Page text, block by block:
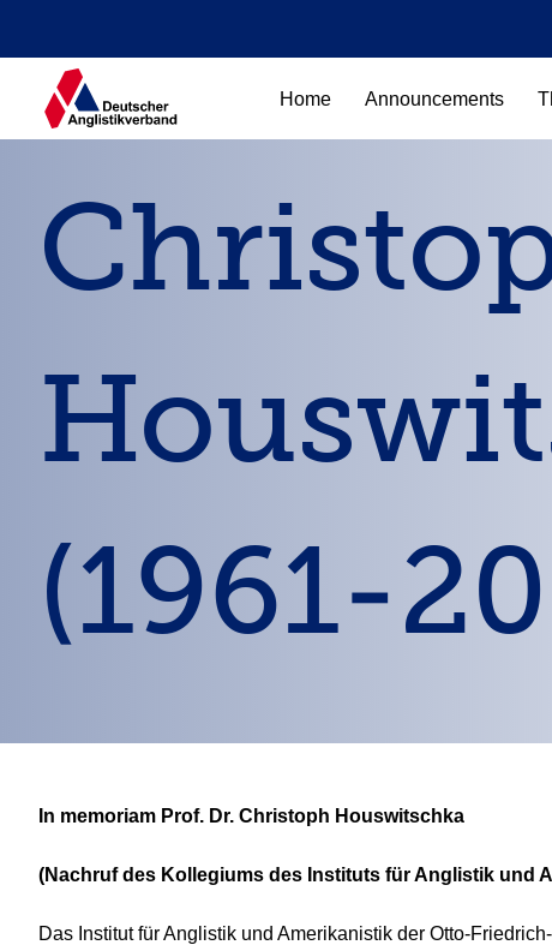
Home Announcements
(1961-
In memoriam Prof. Dr. Christoph Houswitschka
(Nachruf des Kollegiums des Instituts für Anglistik und
Das Institut für Anglistik und Amerikanistik der Otto-